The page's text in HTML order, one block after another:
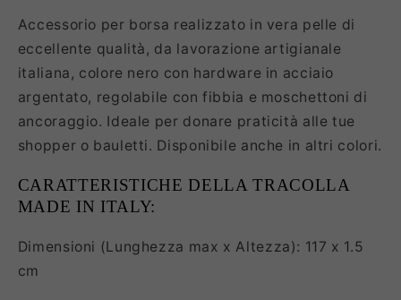
Accessorio per borsa realizzato in vera pelle di
eccellente qualità, da lavorazione artigianale
italiana, colore nero con hardware in acciaio
argentato, regolabile con fibbia e moschettoni di
ancoraggio. Ideale per donare praticità alle tue
shopper o bauletti. Disponibile anche in altri colori.
CARATTERISTICHE DELLA TRACOLLA
MADE IN ITALY:
Dimensioni (Lunghezza max x Altezza): 117 x 1.5
cm